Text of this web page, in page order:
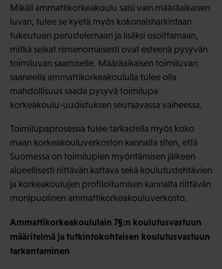
Mikäli ammattikorkeakoulu saisi vain määräaikaisen
luvan, tulee se kyetä myös kokonaisharkintaan
tukeutuen perustelemaan ja lisäksi osoittamaan,
mitkä seikat nimenomaisesti ovat esteenä pysyvän
toimiluvan saamiselle. Määräaikaisen toimiluvan
saaneella ammattikorkeakoululla tulee olla
mahdollisuus saada pysyvä toimilupa
korkeakoulu-uudistuksen seuraavassa vaiheessa.
Toimilupaprosessia tulee tarkastella myös koko
maan korkeakouluverkoston kannalta siten, että
Suomessa on toimilupien myöntämisen jälkeen
alueellisesti riittävän kattava sekä koulutustehtävien
ja korkeakoulujen profiloitumisen kannalta riittävän
monipuolinen ammattikorkeakouluverkosto.
Ammattikorkeakoululain 7§:n koulutusvastuun
määritelmä ja tutkintokohtaisen koulutusvastuun
tarkentaminen